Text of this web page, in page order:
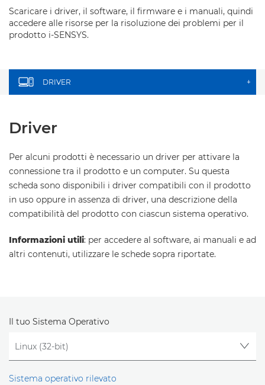
Scaricare i driver, il software, il firmware e i manuali, quindi
accedere alle risorse per la risoluzione dei problemi per il
prodotto i-SENSYS.
DRIVER +
Driver
Per alcuni prodotti è necessario un driver per attivare la
connessione tra il prodotto e un computer. Su questa
scheda sono disponibili i driver compatibili con il prodotto
in uso oppure in assenza di driver, una descrizione della
compatibilità del prodotto con ciascun sistema operativo.
Informazioni utili: per accedere al software, ai manuali e ad
altri contenuti, utilizzare le schede sopra riportate.
Il tuo Sistema Operativo
Sistema operativo rilevato